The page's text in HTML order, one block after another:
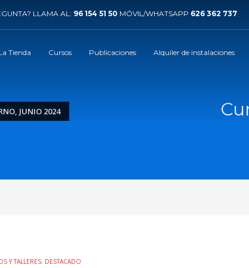
LLAMA AL: 96 154 51 50 MÓVIL/WHATSAPP 626 362 737
Tienda Cursos Publicaciones Alquiler de instalaciones
JUNIO 2024
Y TALLERES, DESTACADO